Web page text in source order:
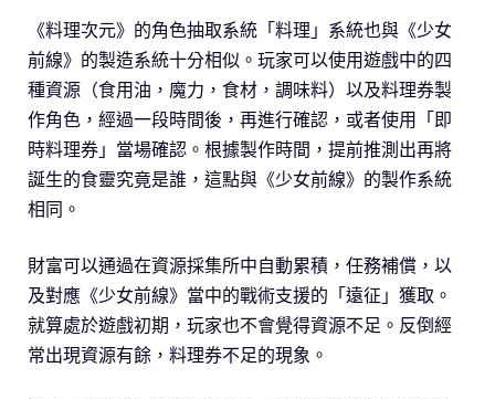
《料理次元》的角色抽取系統「料理」系統也與《少女
前線》的製造系統十分相似。玩家可以使用遊戲中的四
種資源（食用油，魔力，食材，調味料）以及料理券製
作角色，經過一段時間後，再進行確認，或者使用「即
時料理券」當場確認。根據製作時間，提前推測出再將
誕生的食靈究竟是誰，這點與《少女前線》的製作系統
相同。
財富可以通過在資源採集所中自動累積，任務補償，以
及對應《少女前線》當中的戰術支援的「遠征」獲取。
就算處於遊戲初期，玩家也不會覺得資源不足。反倒經
常出現資源有餘，料理券不足的現象。